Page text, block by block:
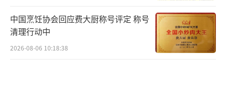
中国烹饪协会回应费大厨称号评定 称号
清理行动中
2026-08-06 10:18:38